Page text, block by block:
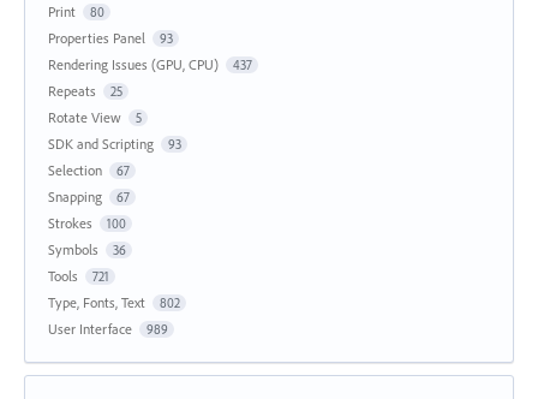
Print 80
Properties Panel 93
Rendering Issues (GPU, CPU) 437
Repeats 25
Rotate View 5
SDK and Scripting 93
Selection 67
Snapping 67
Strokes 100
Symbols 36
Tools 721
Type, Fonts, Text 802
User Interface 989